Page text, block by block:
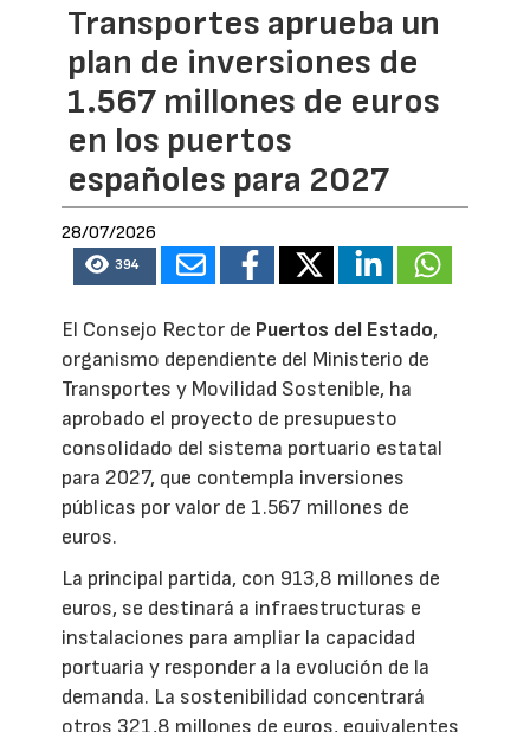
Transportes aprueba un
plan de inversiones de
1.567 millones de euros
en los puertos
españoles para 2027
28/07/2026
394
El Consejo Rector de Puertos del Estado,
organismo dependiente del Ministerio de
Transportes y Movilidad Sostenible, ha
aprobado el proyecto de presupuesto
consolidado del sistema portuario estatal
para 2027, que contempla inversiones
públicas por valor de 1.567 millones de
euros.
La principal partida, con 913,8 millones de
euros, se destinará a infraestructuras e
instalaciones para ampliar la capacidad
portuaria y responder a la evolución de la
demanda. La sostenibilidad concentrará
otros 321,8 millones de euros, equivalentes